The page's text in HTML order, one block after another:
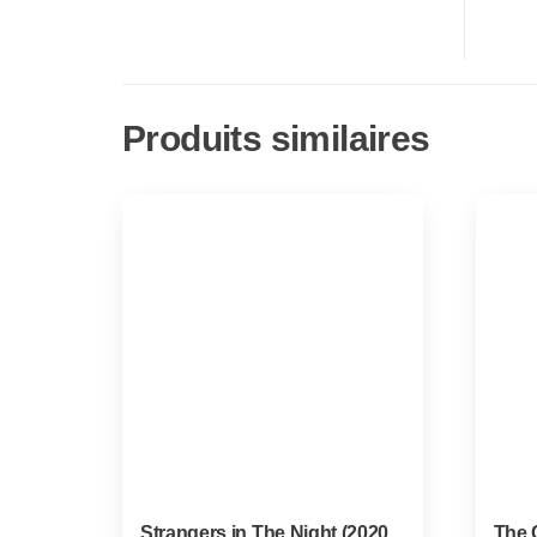
Produits similaires